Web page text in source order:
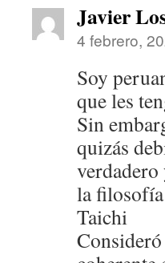
Javier
4 febrero,
Soy
que les
Sin
quizás
la
Taichi